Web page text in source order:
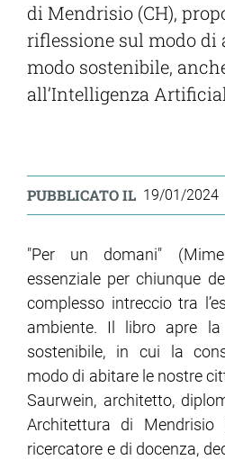
di Mendrisio (CH),
riflessione sul modo di
modo sostenibile,
all’Intelligenza
PUBBLICATO IL 19/01/2024
"Per un domani"
essenziale per chiunque
complesso intreccio tra
ambiente. Il libro apre
sostenibile, in cui la
modo di abitare le nostre
Saurwein, architetto,
Architettura di
ricercatore e di docenza,